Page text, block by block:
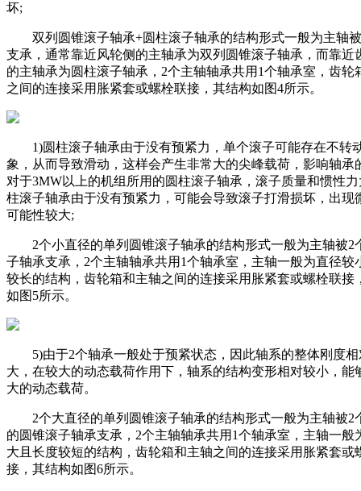
坏;
双列圆锥滚子轴承+圆柱滚子轴承的结构形式一般为主轴
支承，通常靠近风轮侧的主轴承为双列圆锥滚子轴承，而靠近
的主轴承为圆柱滚子轴承，2个主轴轴承共用1个轴承室，齿轮
之间的连接采用胀紧套或螺栓联接，其结构如图4所示。
1)圆柱滚子轴承由于没有预紧力，单个滚子可能存在不转
象，从而导致滑动，这样会产生非常大的尖峰载荷，影响轴承
对于3MW以上的机组所用的圆柱滚子轴承，滚子质量和惯性
柱滚子轴承由于没有预紧力，可能会导致滚子打滑损坏，出现
可能性较大;
2个小直径的单列圆锥滚子轴承的结构形式一般为主轴被2
子轴承支承，2个主轴轴承共用1个轴承室，主轴一般为直径较
较长的结构，齿轮箱和主轴之间的连接采用胀紧套或螺栓联接
如图5所示。
5)由于2个轴承一般处于预紧状态，因此轴系的整体刚度相
大，在较大的动态载荷作用下，轴系的结构变形相对较小，能
大的动态载荷。
2个大直径的单列圆锥滚子轴承的结构形式一般为主轴被2
的圆锥滚子轴承支承，2个主轴轴承共用1个轴承室，主轴一般
大且长度较短的结构，齿轮箱和主轴之间的连接采用胀紧套或
接，其结构如图6所示。